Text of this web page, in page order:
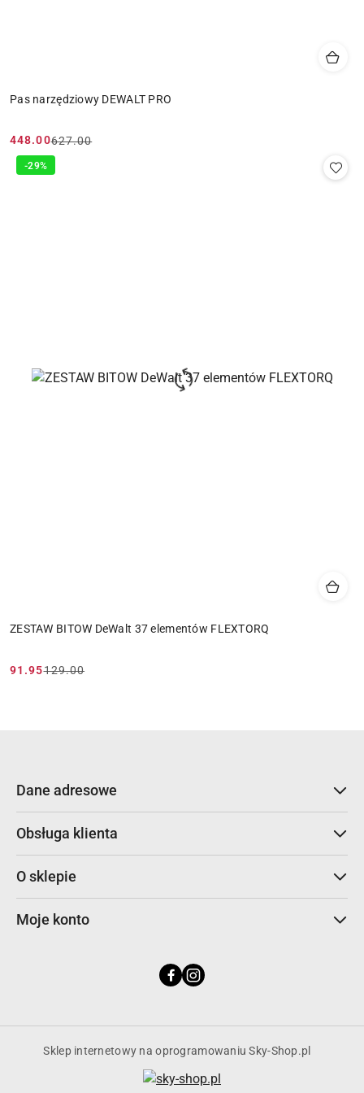
Pas narzędziowy DEWALT PRO
Cena
promocyjna:
448.00
Cena
przed
627.00
ZESTAW BITOW DeWalt 37 elementów FLEXTORQ
Cena
91.95
Cena
129.00
-29%
Dane adresowe
Obsługa klienta
O sklepie
Moje konto
Sklep internetowy na oprogramowaniu Sky-Shop.pl